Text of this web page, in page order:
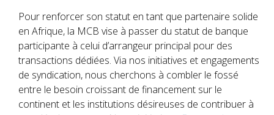
Pour renforcer son statut en tant que partenaire solide
en Afrique, la MCB vise à passer du statut de banque
participante à celui d’arrangeur principal pour des
transactions dédiées. Via nos initiatives et engagements
de syndication, nous cherchons à combler le fossé
entre le besoin croissant de financement sur le
continent et les institutions désireuses de contribuer à